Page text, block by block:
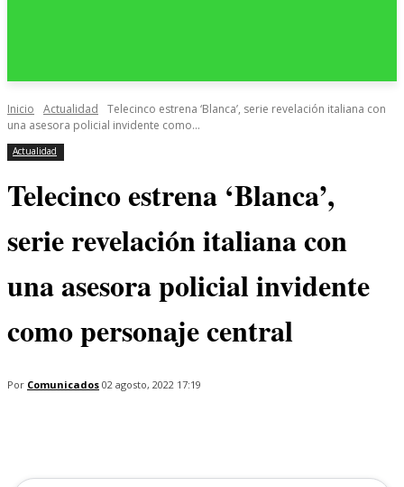
Inicio Actualidad
Telecinco estrena ‘Blanca’, serie revelación italiana con
una asesora policial invidente como...
Actualidad
Telecinco estrena ‘Blanca’,
serie revelación italiana con
una asesora policial invidente
como personaje central
Por Comunicados 02 agosto, 2022 17:19